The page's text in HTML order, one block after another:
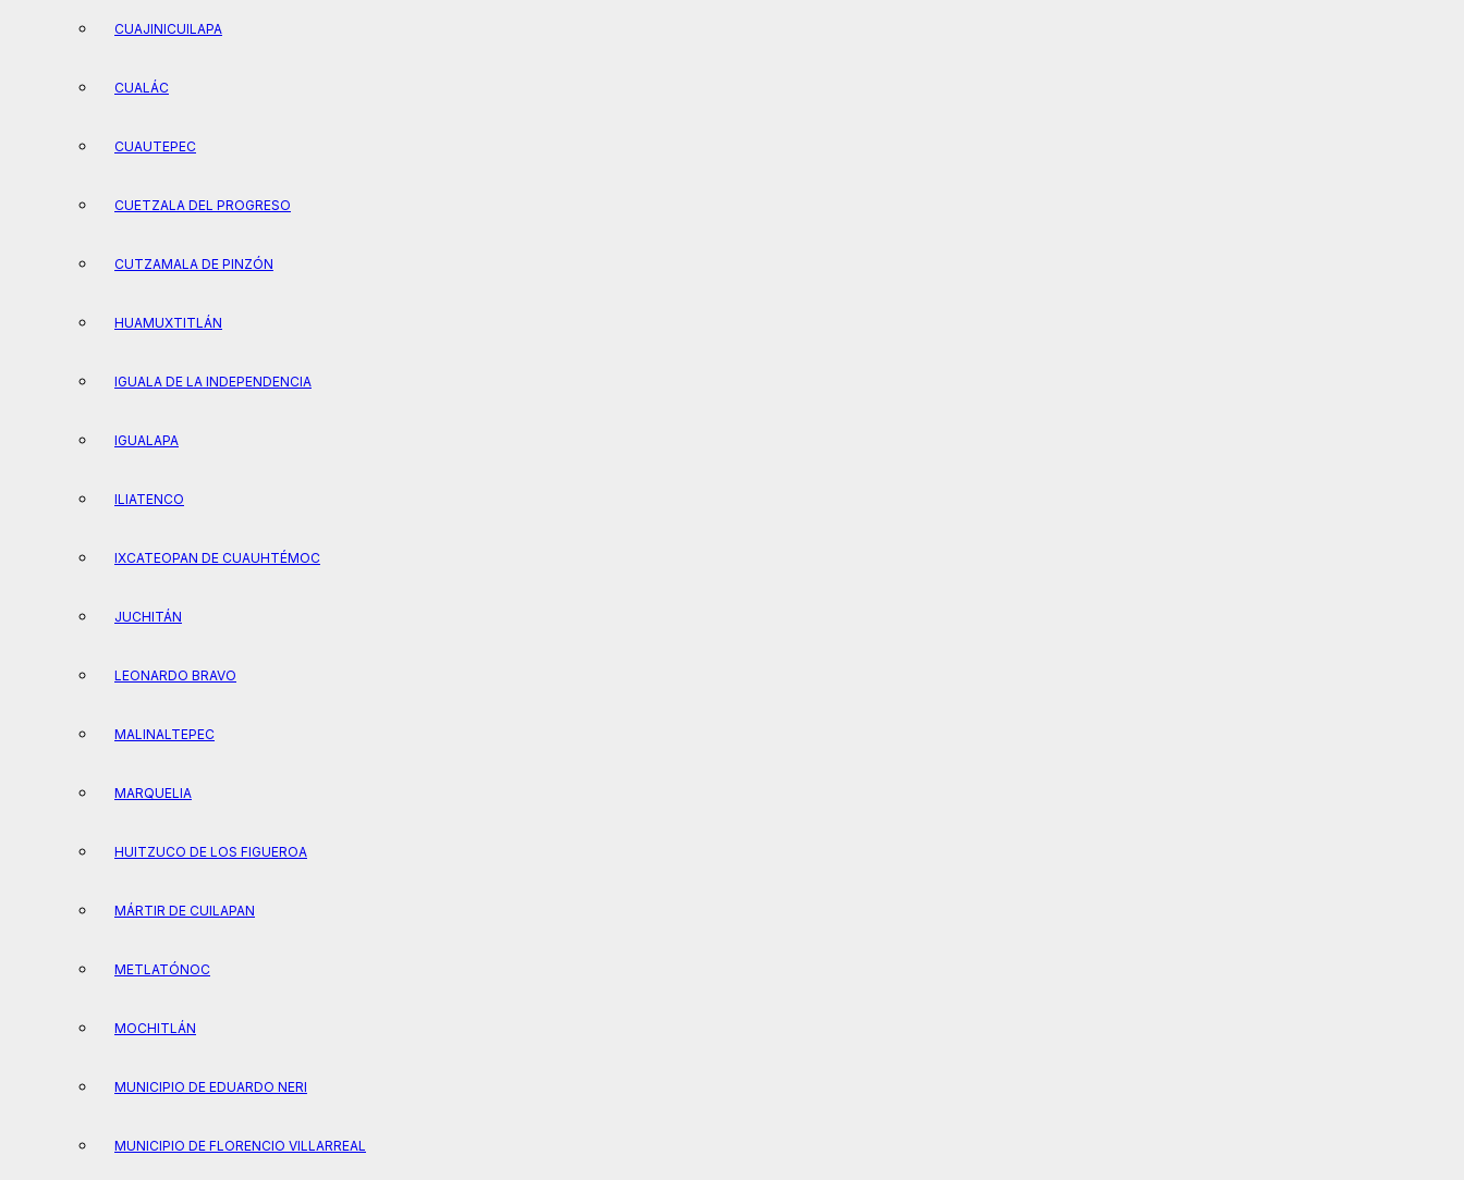
CUAJINICUILAPA
CUALÁC
CUAUTEPEC
CUETZALA DEL PROGRESO
CUTZAMALA DE PINZÓN
HUAMUXTITLÁN
IGUALA DE LA INDEPENDENCIA
IGUALAPA
ILIATENCO
IXCATEOPAN DE CUAUHTÉMOC
JUCHITÁN
LEONARDO BRAVO
MALINALTEPEC
MARQUELIA
HUITZUCO DE LOS FIGUEROA
MÁRTIR DE CUILAPAN
METLATÓNOC
MOCHITLÁN
MUNICIPIO DE EDUARDO NERI
MUNICIPIO DE FLORENCIO VILLARREAL